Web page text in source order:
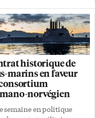
une rupture. Bien que sa
n’ait duré que six mois,
la bouleverse
Elle se tourne
vers Tinder et
Rencontres. Voici sa
mérites de bonnes
et je peux être l’une
Le sexe avant le coeur
consiste à avoir de la
historique de
marins en faveur
norvégien
semaine en politique